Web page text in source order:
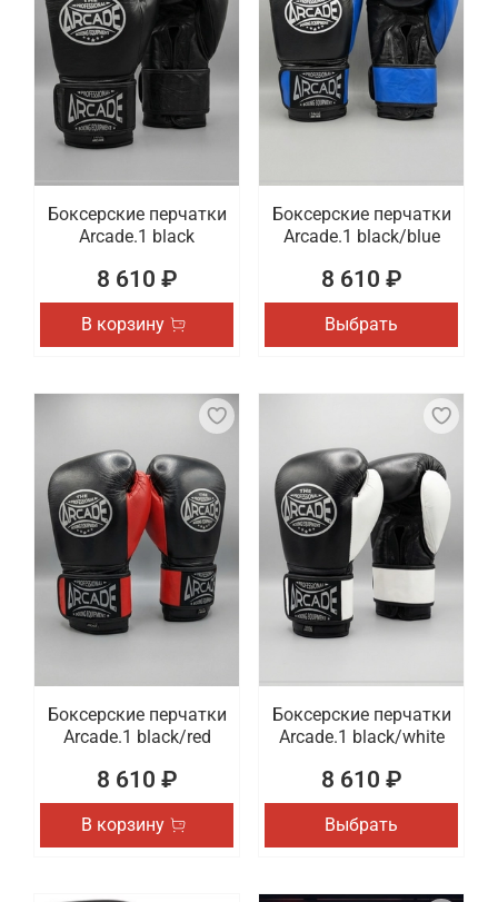
Боксерские перчатки
Arcade.1 black
8 610 ₽
В корзину
Боксерские перчатки
Arcade.1 black/blue
8 610 ₽
Выбрать
Боксерские перчатки
Arcade.1 black/red
8 610 ₽
В корзину
Боксерские перчатки
Arcade.1 black/white
8 610 ₽
Выбрать